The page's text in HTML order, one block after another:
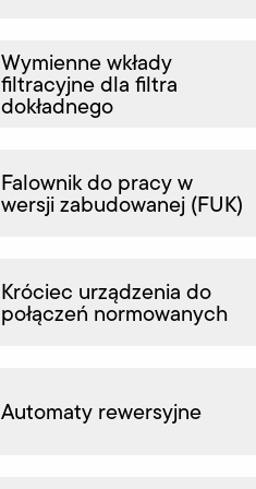
Wymienne wkłady
filtracyjne dla filtra
dokładnego
Falownik do pracy w
wersji zabudowanej (FUK)
Króciec urządzenia do
połączeń normowanych
Automaty rewersyjne